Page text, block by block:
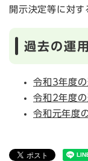
開示決定等に対す
過去の運
令和3年度
令和2年度
令和元年度